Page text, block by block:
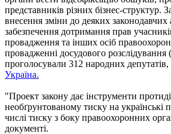
представників різних бізнес-структур.
внесення зміни до деяких законодавчих
забезпечення дотримання прав
провадження та інших осіб
провадженні досудового
проголосували 312 народних депутатів,
Україна.
"Проект закону дає інструменти
необґрунтованому тиску на українські
числі тиску з боку правоохоронних
документі.